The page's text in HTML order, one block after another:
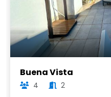
Buena Vista
4 2